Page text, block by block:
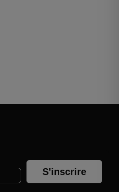
S'inscrire